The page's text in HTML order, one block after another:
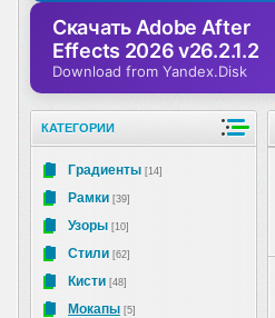
Скачать Adobe After
Effects 2026 v26.2.1.2
Download from Yandex.Disk
КАТЕГОРИИ
Градиенты [14]
Рамки [39]
Узоры [10]
Стили [62]
Кисти [48]
Мокапы [5]